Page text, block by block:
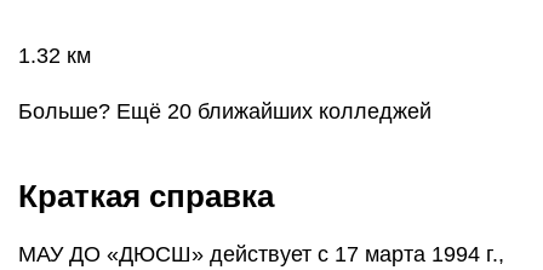
1.32 км
Больше? Ещё 20 ближайших колледжей
Краткая справка
МАУ ДО «ДЮСШ» действует с 17 марта 1994 г.,